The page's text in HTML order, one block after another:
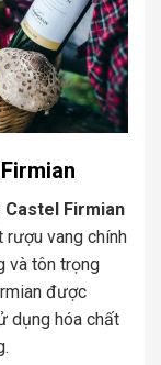
Castel Firmian
vang chính
và tôn trọng
được
dụng hóa chất